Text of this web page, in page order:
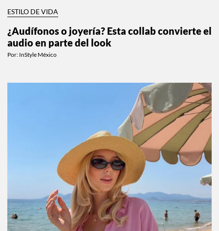
ESTILO DE VIDA
¿Audífonos o joyería? Esta collab convierte el
audio en parte del look
Por: InStyle México